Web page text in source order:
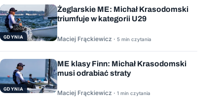
GDYNIA
Żeglarskie ME: Michał Krasodomski
triumfuje w kategorii U29
Maciej Frąckiewicz · 5 min czytania
GDYNIA
ME klasy Finn: Michał Krasodomski
musi odrabiać straty
Maciej Frąckiewicz · 1 min czytania